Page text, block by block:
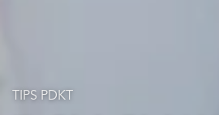
TIPS PDKT